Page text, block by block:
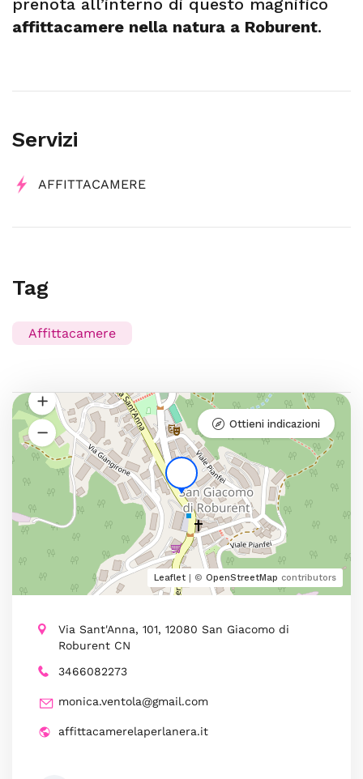
prenota all’interno di questo magnifico
affittacamere nella natura a Roburent.
Servizi
AFFITTACAMERE
Tag
Affittacamere
Leaflet | © OpenStreetMap contributors
Ottieni indicazioni
Via Sant'Anna, 101, 12080 San Giacomo di
Roburent CN
3466082273
monica.ventola@gmail.com
affittacamerelaperlanera.it